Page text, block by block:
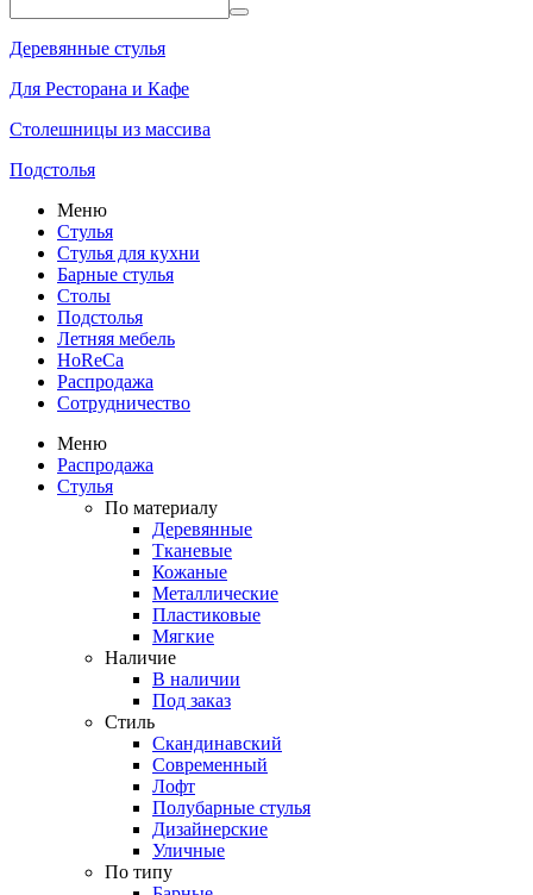
Деревянные стулья
Для Ресторана и Кафе
Столешницы из массива
Подстолья
Меню
Стулья
Стулья для кухни
Барные стулья
Столы
Подстолья
Летняя мебель
HoReCa
Распродажа
Сотрудничество
Меню
Распродажа
Стулья
По материалу
Деревянные
Тканевые
Кожаные
Металлические
Пластиковые
Мягкие
Наличие
В наличии
Под заказ
Стиль
Скандинавский
Современный
Лофт
Полубарные стулья
Дизайнерские
Уличные
По типу